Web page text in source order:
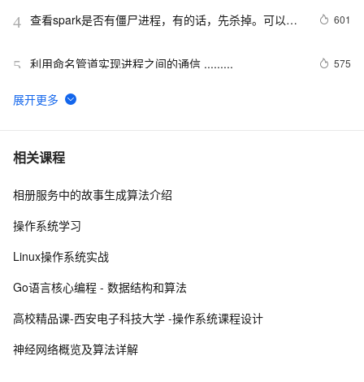
4 查看spark是否有僵尸进程，有的话，先杀掉。可以使
601
5 利用命名管道实现进程之间的通信 ......... 575
6
2 PostgreSQL 物理，逻辑，进程结构以及系统表系统函
7 WPF 使用RPC调用其他进程
8 Linux进程管理(第二版) --进程管理命令
10在Flink运行时涉及到的进程
相关课程
相册服务中的故事生成算法介绍
操作系统学习
Linux操作系统实战
Go语言核心编程 - 数据结构和算法
高校精品课-西安电子科技大学 -操作系统课程设计
神经网络概览及算法详解